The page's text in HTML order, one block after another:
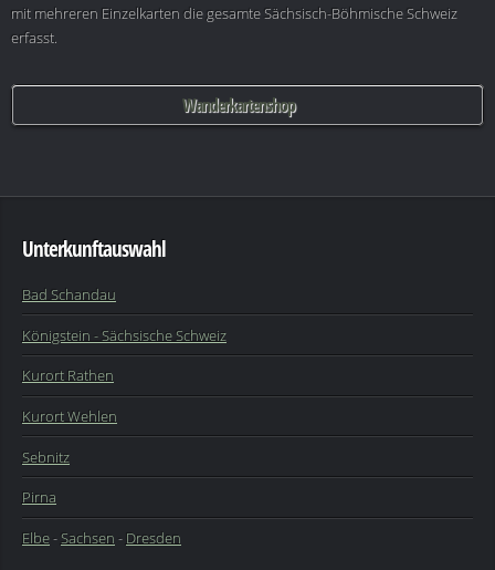
mit mehreren Einzelkarten die gesamte Sächsisch-Böhmische Schweiz
erfasst.
Wanderkartenshop
Unterkunftauswahl
Bad Schandau
Königstein - Sächsische Schweiz
Kurort Rathen
Kurort Wehlen
Sebnitz
Pirna
Elbe-Sachsen - Dresden